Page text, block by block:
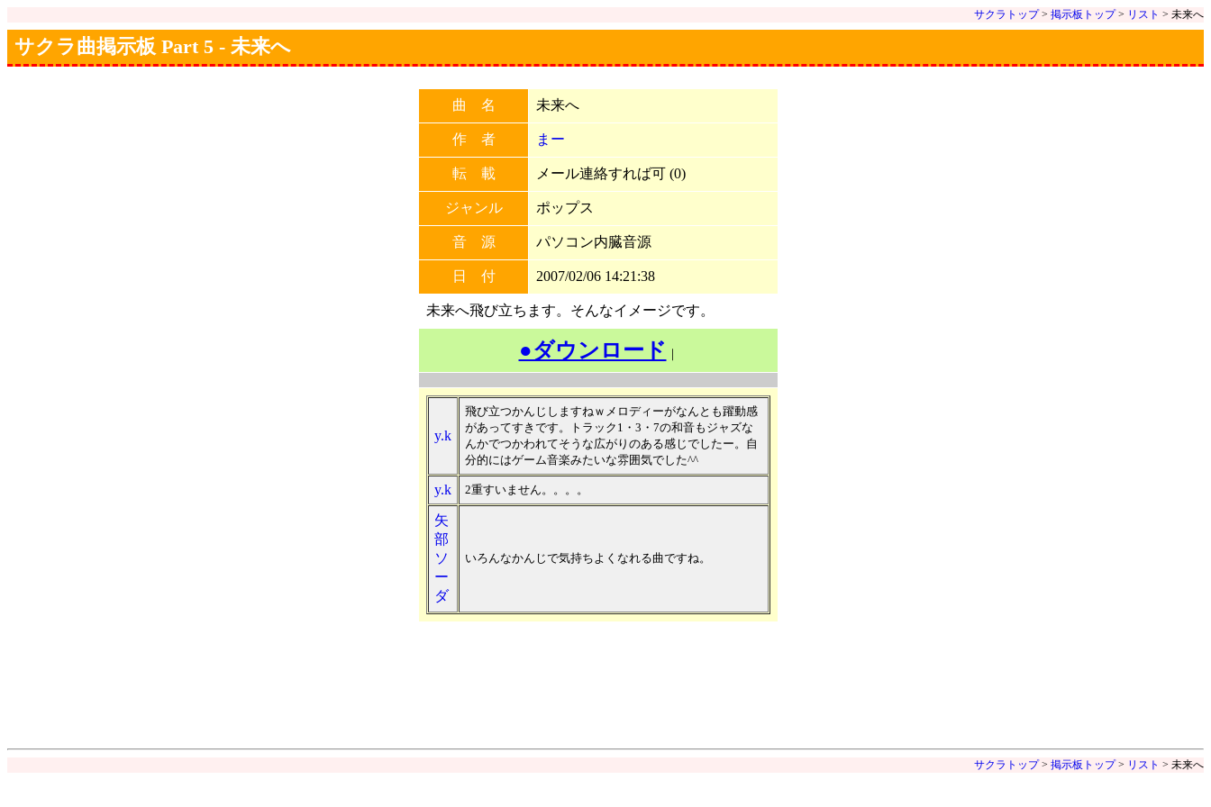
サクラトップ> 掲示板トップ> リスト > 未来へ
サクラ曲掲示板 Part 5 - 未来へ
曲 名 未来へ
作 者 まー
転 載 メール連絡すれば可 (0)
ジャンル ポップス
音 源 パソコン内臓音源
日 付 2007/02/06 14:21:38
未来へ飛び立ちます。そんなイメージです。
●ダウンロード ｜
y.k
飛び立つかんじしますねｗメロディーがなんとも躍動感
があってすきです。トラック1・3・7の和音もジャズな
んかでつかわれてそうな広がりのある感じでしたー。自
分的にはゲーム音楽みたいな雰囲気でした^^
y.k 2重すいません。。。。
矢
部
ソ
ー
ダ
いろんなかんじで気持ちよくなれる曲ですね。
サクラトップ> 掲示板トップ> リスト > 未来へ